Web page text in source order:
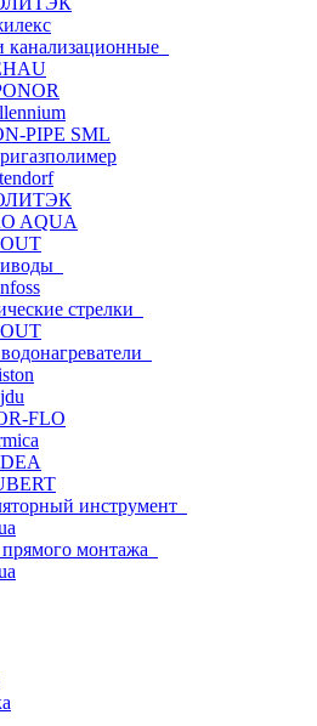
канализационные
PIPE SML
AQUA
стрелки
FLO
инструмент
монтажа